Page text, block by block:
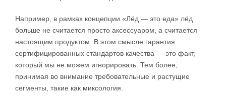
Например, в рамках концепции «Лёд — это еда» лёд
больше не считается просто аксессуаром, а считается
настоящим продуктом. В этом смысле гарантия
сертифицированных стандартов качества — это факт,
который мы не можем игнорировать. Тем более,
принимая во внимание требовательные и растущие
сегменты, такие как миксология.